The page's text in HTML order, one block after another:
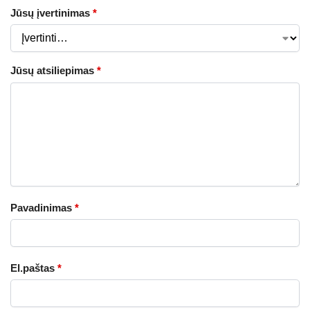
Jūsų įvertinimas *
Jūsų atsiliepimas *
Pavadinimas *
El.paštas *